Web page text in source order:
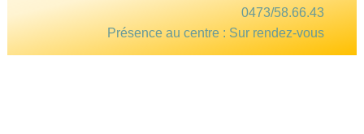
0473/58.66.43
Présence au centre : Sur rendez-vous